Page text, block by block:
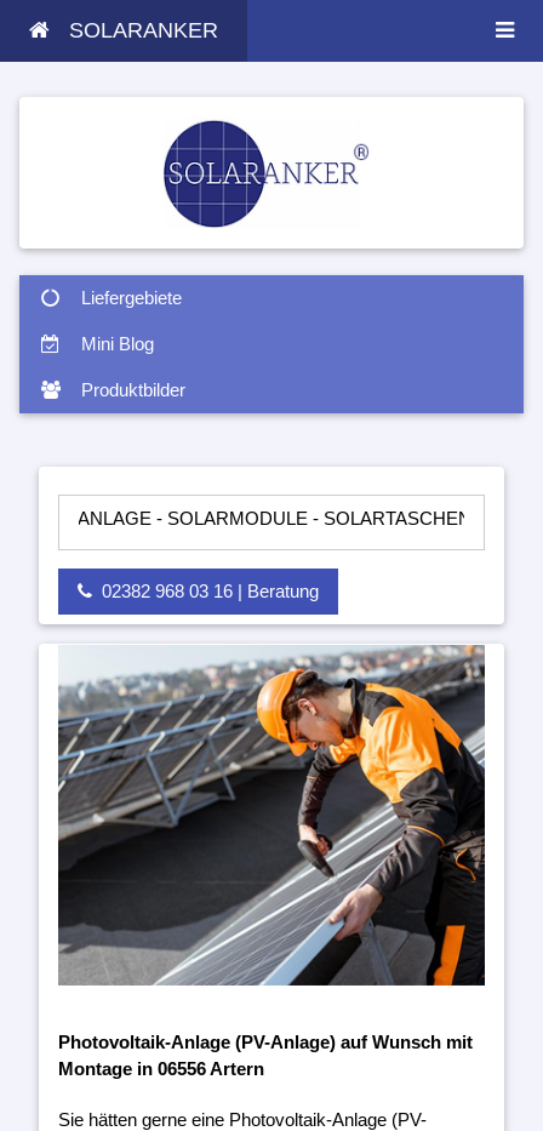
SOLARANKER
Liefergebiete
Mini Blog
Produktbilder
- SOLARMODULE - SOLARTASCHEN -
02382 968 03 16 | Beratung
Photovoltaik-Anlage (PV-Anlage) auf Wunsch mit
Montage in 06556 Artern
Sie hätten gerne eine Photovoltaik-Anlage (PV-